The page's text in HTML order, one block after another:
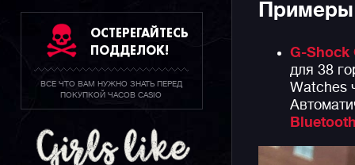
ОСТЕРЕГАЙТЕСЬ
ПОДДЕЛОК!
ВСЕ ЧТО ВАМ НУЖНО ЗНАТЬ ПЕРЕД
ПОКУПКОЙ ЧАСОВ CASIO
Примеры
G-Shock
для 38
Watches